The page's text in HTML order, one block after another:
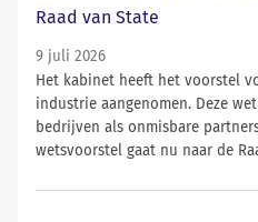
Raad van State
9 juli 2026
Het kabinet heeft het voorstel
industrie aangenomen. Deze
bedrijven als onmisbare
wetsvoorstel gaat nu naar de